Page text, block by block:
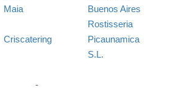
Maia
Buenos Aires
Rostisseria
Criscatering
Picaunamica
S.L.
-